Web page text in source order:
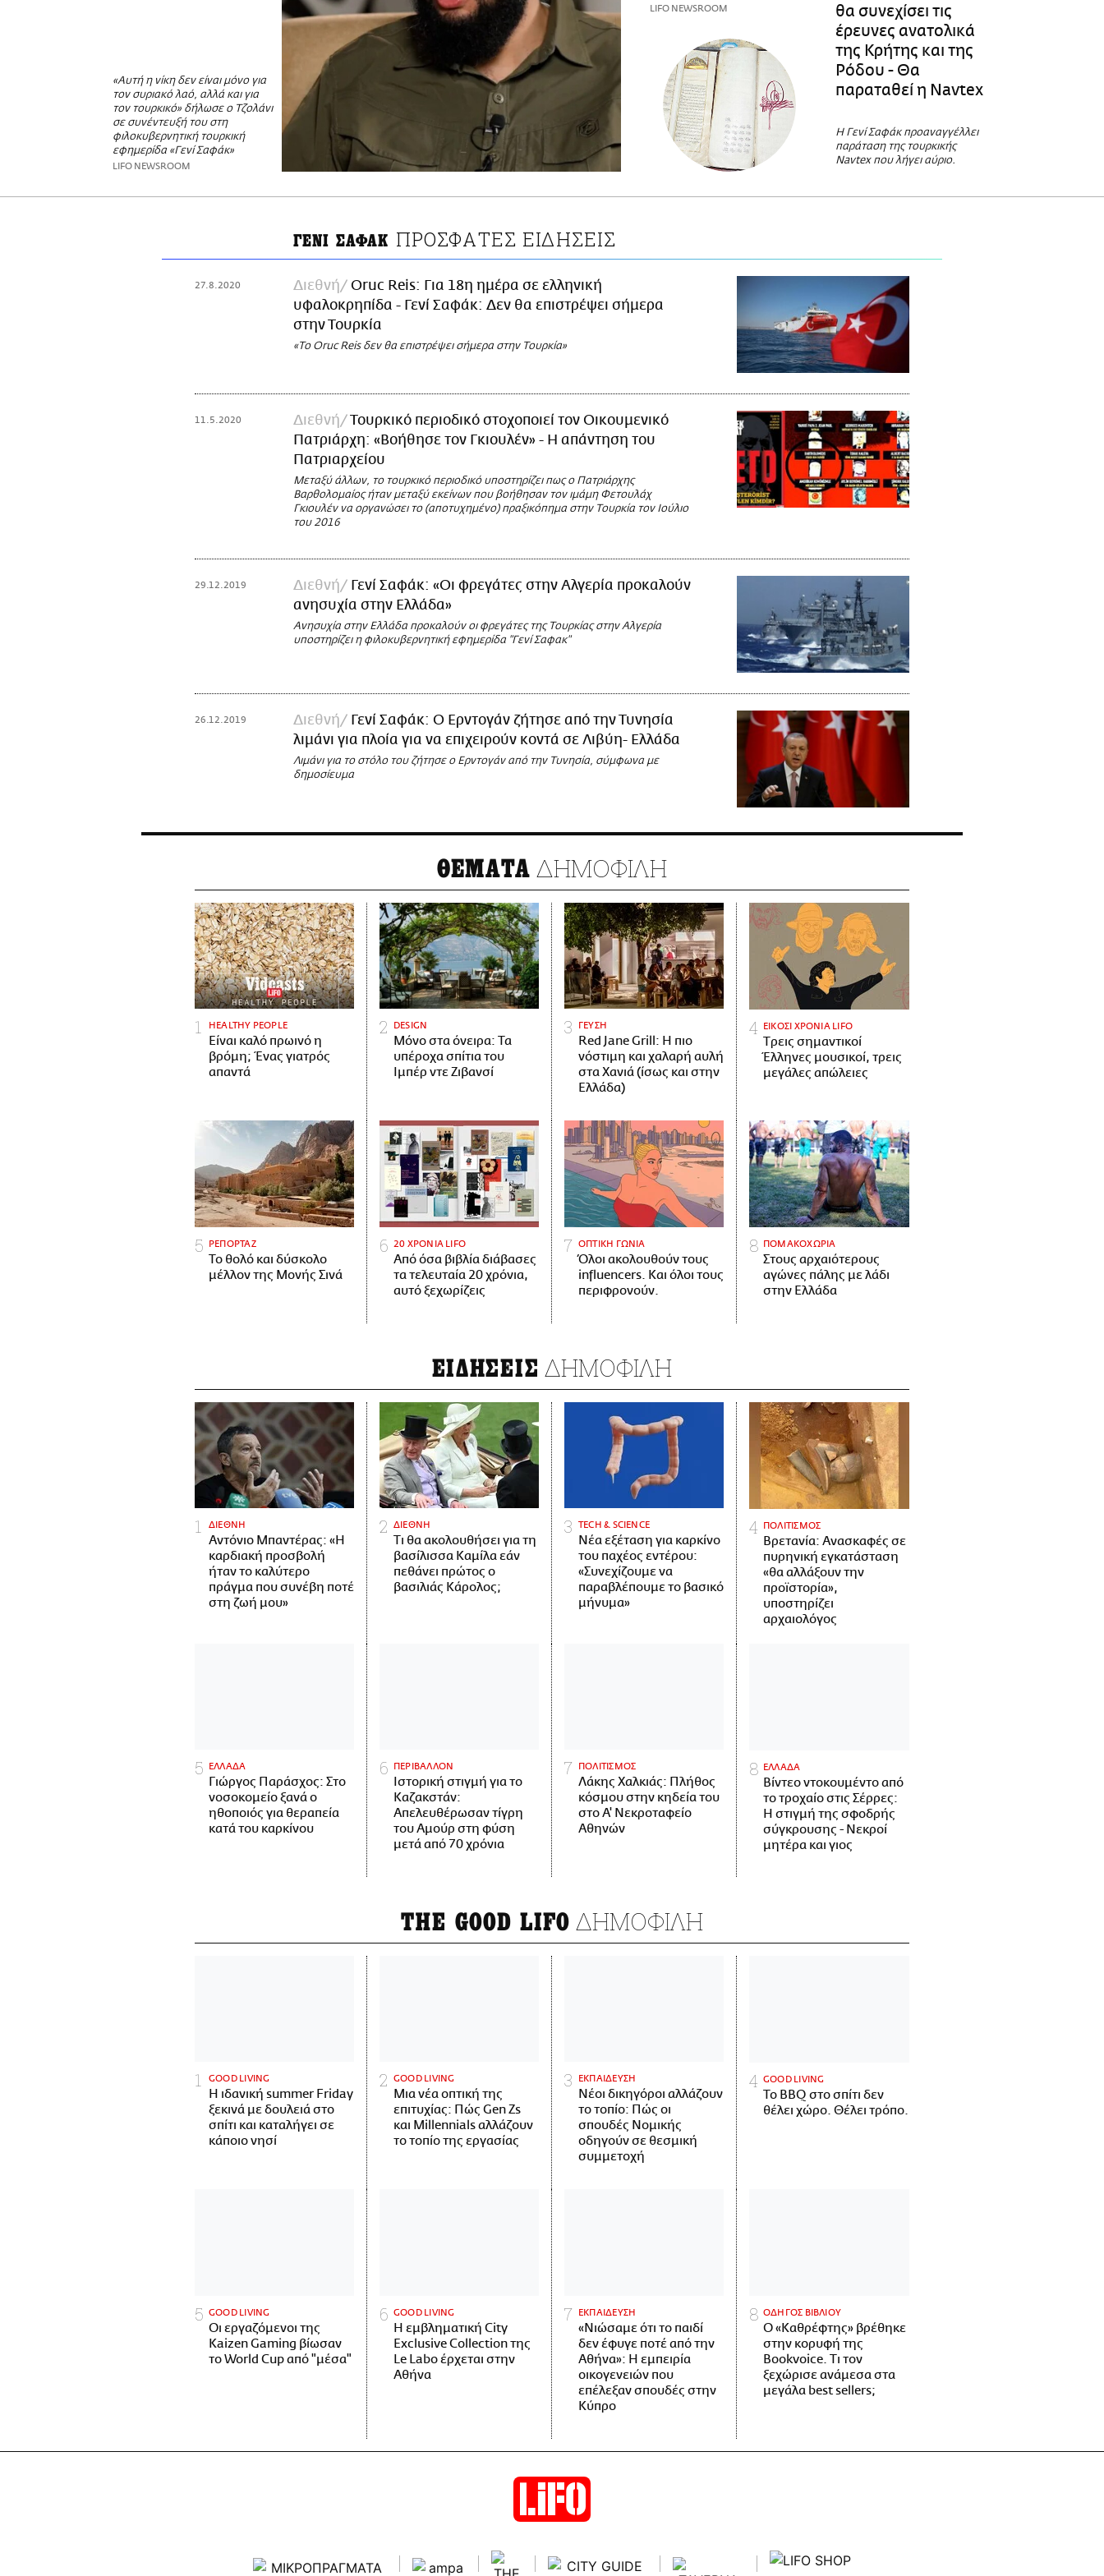
«Αυτή η νίκη δεν είναι μόνο για
τον συριακό λαό, αλλά και για
τον τουρκικό» δήλωσε ο Τζολάνι
σε συνέντευξή του στη
φιλοκυβερνητική τουρκική
εφημερίδα «Γενί Σαφάκ»
LIFO NEWSROOM
LIFO NEWSROOM
θα συνεχίσει τις
έρευνες ανατολικά
της Κρήτης και της
Ρόδου - Θα
παραταθεί η Navtex
H Γενί Σαφάκ προαναγγέλλει
παράταση της τουρκικής
Navtex που λήγει αύριο.
ΓΕΝΙ ΣΑΦΑΚ ΠΡΟΣΦΑΤΕΣ ΕΙΔΗΣΕΙΣ
27.8.2020 Διεθνή
Oruc Reis: Για 18η ημέρα σε ελληνική
υφαλοκρηπίδα - Γενί Σαφάκ: Δεν θα επιστρέψει σήμερα
στην Τουρκία
«Το Oruc Reis δεν θα επιστρέψει σήμερα στην Τουρκία»
11.5.2020 Διεθνή
Τουρκικό περιοδικό στοχοποιεί τον Οικουμενικό
Πατριάρχη: «Βοήθησε τον Γκιουλέν» - Η απάντηση του
Πατριαρχείου
Μεταξύ άλλων, το τουρκικό περιοδικό υποστηρίζει πως ο Πατριάρχης
Βαρθολομαίος ήταν μεταξύ εκείνων που βοήθησαν τον ιμάμη Φετουλάχ
Γκιουλέν να οργανώσει το (αποτυχημένο) πραξικόπημα στην Τουρκία τον Ιούλιο
του 2016
29.12.2019 Διεθνή
Γενί Σαφάκ: «Οι φρεγάτες στην Αλγερία προκαλούν
ανησυχία στην Ελλάδα»
Ανησυχία στην Ελλάδα προκαλούν οι φρεγάτες της Τουρκίας στην Αλγερία
υποστηρίζει η φιλοκυβερνητική εφημερίδα "Γενί Σαφακ"
26.12.2019 Διεθνή
Γενί Σαφάκ: Ο Ερντογάν ζήτησε από την Τυνησία
λιμάνι για πλοία για να επιχειρούν κοντά σε Λιβύη- Ελλάδα
Λιμάνι για το στόλο του ζήτησε ο Ερντογάν από την Τυνησία, σύμφωνα με
δημοσίευμα
ΘΕΜΑΤΑ ΔΗΜΟΦΙΛΗ
HEALTHY PEOPLE
Είναι καλό πρωινό η
βρόμη; Ένας γιατρός
απαντά
DESIGN
Μόνο στα όνειρα: Τα
υπέροχα σπίτια του
Ιμπέρ ντε Ζιβανσί
ΓΕΥΣΗ
Red Jane Grill: Η πιο
νόστιμη και χαλαρή αυλή
στα Χανιά (ίσως και στην
Ελλάδα)
ΕΙΚΟΣΙ ΧΡΟΝΙΑ LIFO
Tρεις σημαντικοί
Έλληνες μουσικοί, τρεις
μεγάλες απώλειες
ΡΕΠΟΡΤΑΖ
Το θολό και δύσκολο
μέλλον της Μονής Σινά
20 ΧΡΟΝΙΑ LIFO
Από όσα βιβλία διάβασες
τα τελευταία 20 χρόνια,
αυτό ξεχωρίζεις
ΟΠΤΙΚΗ ΓΩΝΙΑ
Όλοι ακολουθούν τους
influencers. Και όλοι τους
περιφρονούν.
ΠΟΜΑΚΟΧΩΡΙΑ
Στους αρχαιότερους
αγώνες πάλης με λάδι
στην Ελλάδα
ΕΙΔΗΣΕΙΣ ΔΗΜΟΦΙΛΗ
ΔΙΕΘΝΗ
Αντόνιο Μπαντέρας: «Η
καρδιακή προσβολή
ήταν το καλύτερο
πράγμα που συνέβη ποτέ
στη ζωή μου»
ΔΙΕΘΝΗ
Τι θα ακολουθήσει για τη
βασίλισσα Καμίλα εάν
πεθάνει πρώτος ο
βασιλιάς Κάρολος;
ΤECH & SCIENCE
Νέα εξέταση για καρκίνο
του παχέος εντέρου:
«Συνεχίζουμε να
παραβλέπουμε το βασικό
μήνυμα»
ΠΟΛΙΤΙΣΜΟΣ
Βρετανία: Ανασκαφές σε
πυρηνική εγκατάσταση
«θα αλλάξουν την
προϊστορία»,
υποστηρίζει
αρχαιολόγος
ΕΛΛΑΔΑ
Γιώργος Παράσχος: Στο
νοσοκομείο ξανά ο
ηθοποιός για θεραπεία
κατά του καρκίνου
ΠΕΡΙΒΑΛΛΟΝ
Ιστορική στιγμή για το
Καζακστάν:
Απελευθέρωσαν τίγρη
του Αμούρ στη φύση
μετά από 70 χρόνια
ΠΟΛΙΤΙΣΜΟΣ
Λάκης Χαλκιάς: Πλήθος
κόσμου στην κηδεία του
στο Α' Νεκροταφείο
Αθηνών
ΕΛΛΑΔΑ
Βίντεο ντοκουμέντο από
το τροχαίο στις Σέρρες:
Η στιγμή της σφοδρής
σύγκρουσης - Νεκροί
μητέρα και γιος
THE GOOD LIFO ΔΗΜΟΦΙΛΗ
GOOD LIVING
Η ιδανική summer Friday
ξεκινά με δουλειά στο
σπίτι και καταλήγει σε
κάποιο νησί
GOOD LIVING
Μια νέα οπτική της
επιτυχίας: Πώς Gen Zs
και Millennials αλλάζουν
το τοπίο της εργασίας
ΕΚΠΑΙΔΕΥΣΗ
Νέοι δικηγόροι αλλάζουν
το τοπίο: Πώς οι
σπουδές Νομικής
οδηγούν σε θεσμική
συμμετοχή
GOOD LIVING
Το BBQ στο σπίτι δεν
θέλει χώρο. Θέλει τρόπο.
GOOD LIVING
Οι εργαζόμενοι της
Kaizen Gaming βίωσαν
το World Cup από "μέσα"
GOOD LIVING
Η εμβληματική City
Exclusive Collection της
Le Labo έρχεται στην
Αθήνα
ΕΚΠΑΙΔΕΥΣΗ
«Νιώσαμε ότι το παιδί
δεν έφυγε ποτέ από την
Αθήνα»: Η εμπειρία
οικογενειών που
επέλεξαν σπουδές στην
Κύπρο
ΟΔΗΓΟΣ ΒΙΒΛΙΟΥ
Ο «Καθρέφτης» βρέθηκε
στην κορυφή της
Bookvoice. Τι τον
ξεχώρισε ανάμεσα στα
μεγάλα best sellers;